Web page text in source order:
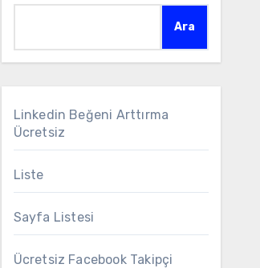
Ara
Linkedin Beğeni Arttırma
Ücretsiz
Liste
Sayfa Listesi
Ücretsiz Facebook Takipçi